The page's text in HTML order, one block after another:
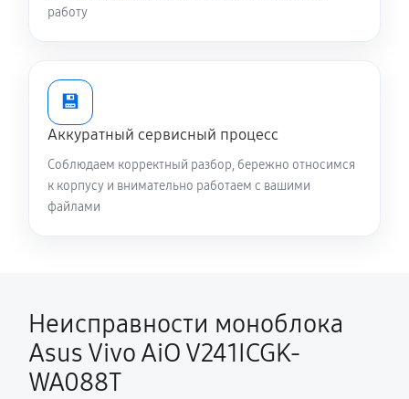
работу
💾
Аккуратный сервисный процесс
Соблюдаем корректный разбор, бережно относимся
к корпусу и внимательно работаем с вашими
файлами
Неисправности моноблока
Asus Vivo AiO V241ICGK-
WA088T